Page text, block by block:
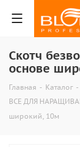
Скотч
основе
Главная - Каталог -
ВСЕ ДЛЯ
широкий, 10м